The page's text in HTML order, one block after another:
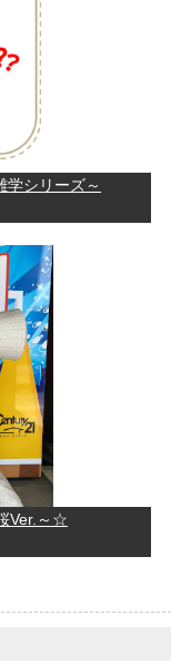
学シリーズ～
Ver.～☆